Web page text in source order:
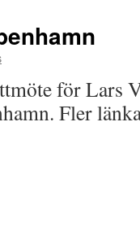
för Lars
Fler